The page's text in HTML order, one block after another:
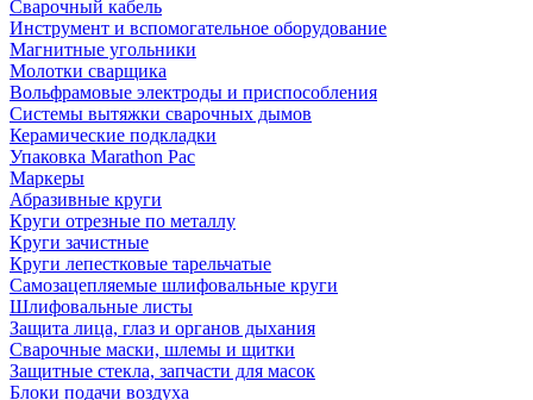
Сварочный кабель
Инструмент и вспомогательное оборудование
Магнитные угольники
Молотки сварщика
Вольфрамовые электроды и приспособления
Системы вытяжки сварочных дымов
Керамические подкладки
Упаковка Marathon Pac
Маркеры
Абразивные круги
Круги отрезные по металлу
Круги зачистные
Круги лепестковые тарельчатые
Самозацепляемые шлифовальные круги
Шлифовальные листы
Защита лица, глаз и органов дыхания
Сварочные маски, шлемы и щитки
Защитные стекла, запчасти для масок
Блоки подачи воздуха